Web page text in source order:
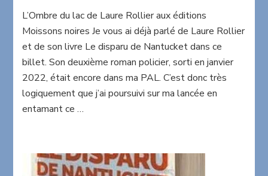
du
lac
de
Laure
Rollier
L’Ombre du lac de Laure Rollier aux éditions
Moissons noires Je vous ai déjà parlé de Laure Rollier
et de son livre Le disparu de Nantucket dans ce
billet. Son deuxième roman policier, sorti en janvier
2022, était encore dans ma PAL. C’est donc très
logiquement que j’ai poursuivi sur ma lancée en
entamant ce …